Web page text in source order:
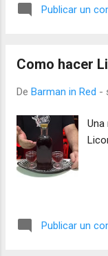
Publicar un
Como hacer
De Barman in Red -
Publicar un